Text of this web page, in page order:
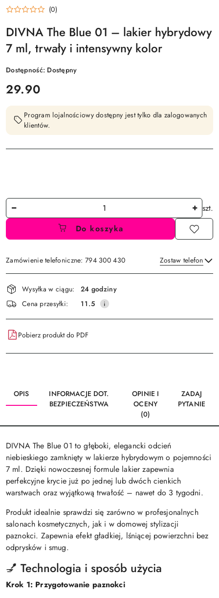
(0)
DIVNA The Blue 01 – lakier hybrydowy
7 ml, trwały i intensywny kolor
Dostępność: Dostępny
cena:
29.90
Program lojalnościowy dostępny jest tylko dla zalogowanych
klientów.
Ilość
szt.
Do koszyka
Zamówienie telefoniczne: 794 300 430 Zostaw telefon
Wyślij
Dostępność
i
dostawa
Wysyłka w ciągu:
24 godziny
Cena przesyłki:
11.5
Pobierz produkt do PDF
OPIS
INFORMACJE DOT.
BEZPIECZEŃSTWA
OPINIE I
OCENY
(0)
ZADAJ
PYTANIE
DIVNA The Blue 01 to głęboki, elegancki odcień
niebieskiego zamknięty w lakierze hybrydowym o pojemności
7 ml. Dzięki nowoczesnej formule lakier zapewnia
perfekcyjne krycie już po jednej lub dwóch cienkich
warstwach oraz wyjątkową trwałość – nawet do 3 tygodni.
Produkt idealnie sprawdzi się zarówno w profesjonalnych
salonach kosmetycznych, jak i w domowej stylizacji
paznokci. Zapewnia efekt gładkiej, lśniącej powierzchni bez
odprysków i smug.
💅 Technologia i sposób użycia
Krok 1: Przygotowanie paznokci